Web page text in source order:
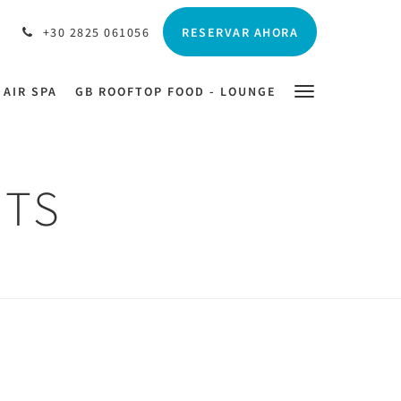
+30 2825 061056 RESERVAR AHORA
SPA GB ROOFTOP FOOD - LOUNGE